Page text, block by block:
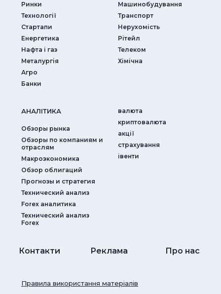
Ринки
Технології
Стартапи
Енергетика
Нафта і газ
Металургія
Агро
Банки
Машинобудування
Транспорт
Нерухомість
Рітейл
Телеком
Хімічна
АНАЛIТИКА
Обзоры рынка
Обзоры по компаниям и
отраслям
Макроэкономика
Обзор облигаций
Прогнозы и стратегия
Технический анализ
Forex аналитика
Технический анализ
Forex
валюта
криптовалюта
акції
страхування
iвенти
Контакти Реклама Про нас
Правила використання матеріалів